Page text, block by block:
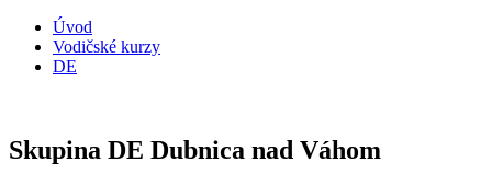
Úvod
Vodičské kurzy
DE
Skupina DE Dubnica nad Váhom